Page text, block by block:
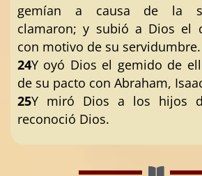
gemían a causa de la
clamaron; y subió a Dios el
con motivo de su servidumbre.
24Y oyó Dios el gemido de
de su pacto con Abraham,
25Y miró Dios a los hijos
reconoció Dios.